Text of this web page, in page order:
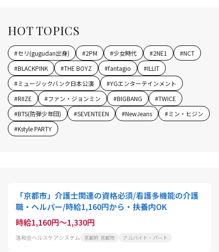
HOT TOPICS
#セリ(gugudan出身) #2PM #少女時代 #2NE1 #NCT
#BLACKPINK #THE BOYZ #fantagio #ILLIT
#ミュージックバンク日本公演 #YGエンターテインメント
#RIIZE #ファン・ジョンミン #BIGBANG #TWICE
#BTS(防弾少年団) #SEVENTEEN #NewJeans #ミン・ヒジン
#Kstyle PARTY
「京都市」介護士関連の資格必須/看護多機能の介護
職・ヘルパー/時給1,160円から・扶養内OK
時給1,160円～1,330円
洛和会ヘルスケアシステム 京都府 京都市 アルバイト・パート